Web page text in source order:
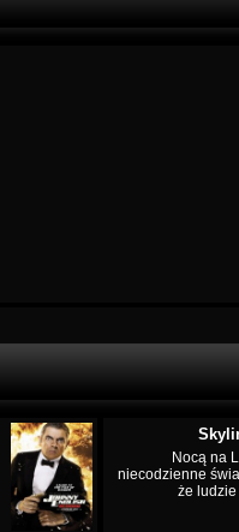
Nocą na
niecodzienne
że